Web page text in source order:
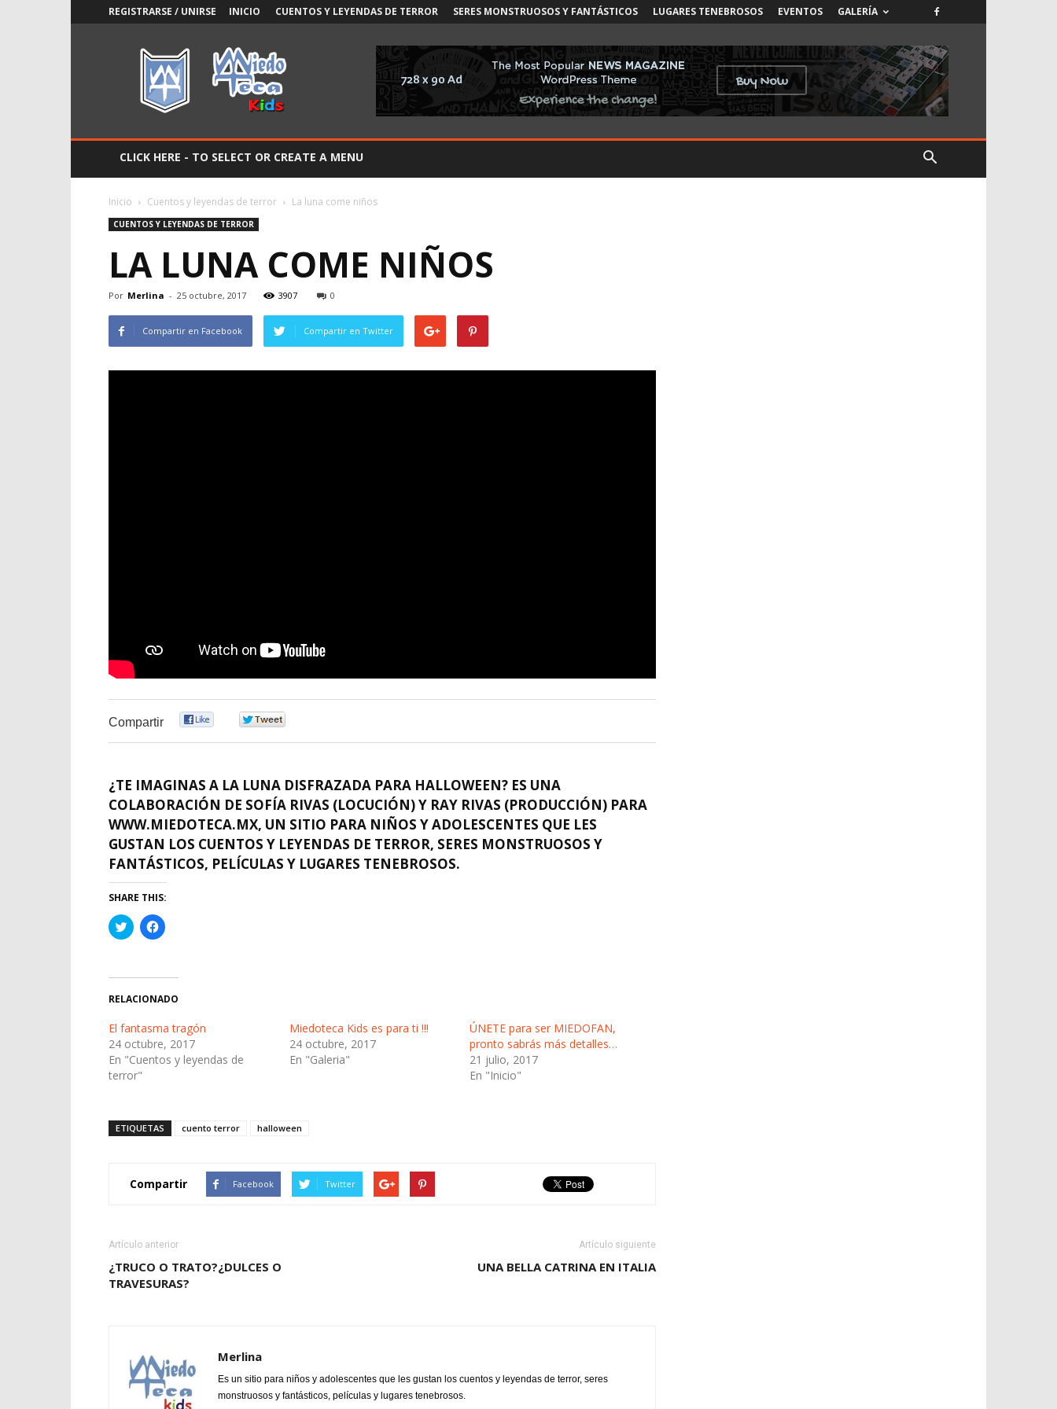
REGISTRARSE / UNIRSE INICIO CUENTOS Y LEYENDAS DE TERROR SERES MONSTRUOSOS Y FANTÁSTICOS LUGARES TENEBROSOS EVENTOS GALERÍA
Miedoteca
CLICK HERE - TO SELECT OR CREATE A MENU
Inicio Cuentos y leyendas de terror La luna come niños
CUENTOS Y LEYENDAS DE TERROR
LA LUNA COME NIÑOS
Por Merlina - 25 octubre, 2017 3907 0
Compartir en Facebook Compartir en Twitter
Compartir
¿TE IMAGINAS A LA LUNA DISFRAZADA PARA HALLOWEEN? ES UNA
COLABORACIÓN DE SOFÍA RIVAS (LOCUCIÓN) Y RAY RIVAS (PRODUCCIÓN) PARA
WWW.MIEDOTECA.MX, UN SITIO PARA NIÑOS Y ADOLESCENTES QUE LES
GUSTAN LOS CUENTOS Y LEYENDAS DE TERROR, SERES MONSTRUOSOS Y
FANTÁSTICOS, PELÍCULAS Y LUGARES TENEBROSOS.
SHARE THIS:
Haz
clic
Twitter
abre
en
ventana
nueva)
Haz
clic
Facebook
abre
en
ventana
nueva)
RELACIONADO
El fantasma tragón
24 octubre, 2017
En "Cuentos y leyendas de
terror"
Miedoteca Kids es para ti !!!
24 octubre, 2017
En "Galeria"
ÚNETE para ser MIEDOFAN,
pronto sabrás más detalles…
21 julio, 2017
En "Inicio"
ETIQUETAS cuento terror halloween
Compartir Facebook Twitter
Artículo anterior
¿TRUCO O TRATO?¿DULCES O
TRAVESURAS?
Artículo siguiente
UNA BELLA CATRINA EN ITALIA
Merlina
Es un sitio para niños y adolescentes que les gustan los cuentos y leyendas de terror, seres
monstruosos y fantásticos, películas y lugares tenebrosos.